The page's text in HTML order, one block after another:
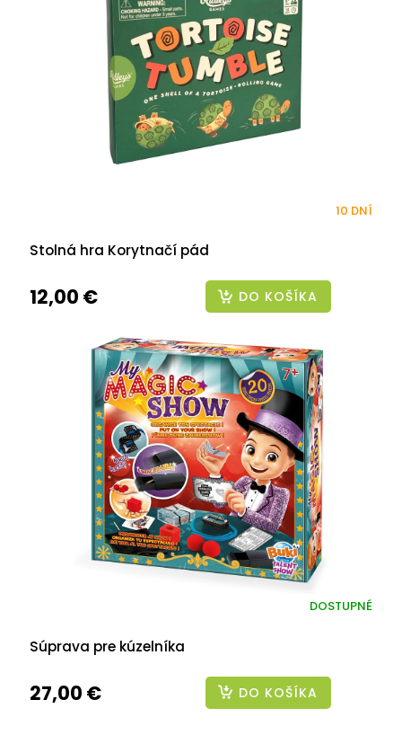
Stolná hra Korytnačí pád
10 DNÍ
12,00 € DO KOŠÍKA
Súprava pre kúzelníka
DOSTUPNÉ
27,00 € DO KOŠÍKA